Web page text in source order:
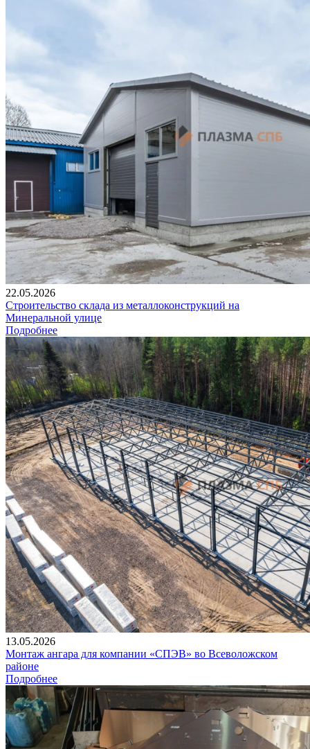
22.05.2026
Строительство склада из металлоконструкций на
Минеральной улице
Подробнее
13.05.2026
Монтаж ангара для компании «СПЭВ» во Всеволожском
районе
Подробнее